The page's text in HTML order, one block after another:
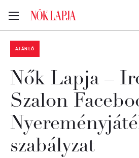
AJÁNLÓ
Nők Lapja –
Szalon
szabályzat